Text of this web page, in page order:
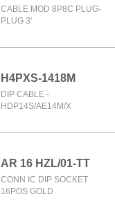
CABLE MOD 8P8C PLUG-
PLUG 3'
H4PXS-1418M
DIP CABLE -
HDP14S/AE14M/X
AR 16 HZL/01-TT
CONN IC DIP SOCKET
16POS GOLD